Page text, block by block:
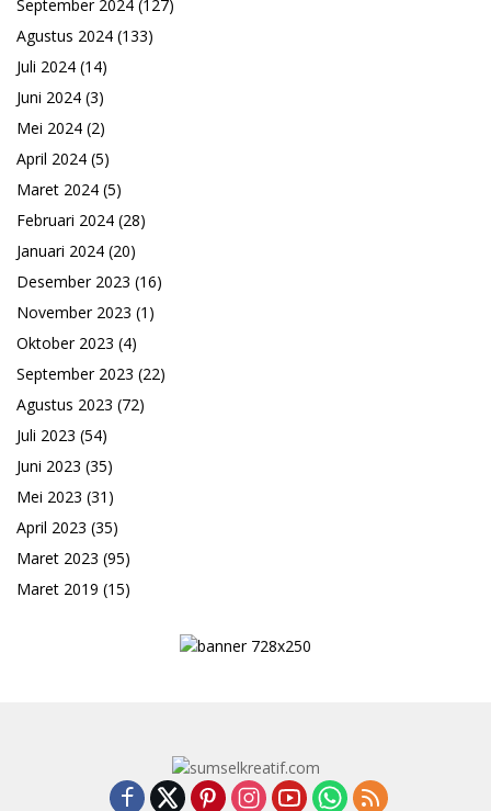
September 2024 (127)
Agustus 2024 (133)
Juli 2024 (14)
Juni 2024 (3)
Mei 2024 (2)
April 2024 (5)
Maret 2024 (5)
Februari 2024 (28)
Januari 2024 (20)
Desember 2023 (16)
November 2023 (1)
Oktober 2023 (4)
September 2023 (22)
Agustus 2023 (72)
Juli 2023 (54)
Juni 2023 (35)
Mei 2023 (31)
April 2023 (35)
Maret 2023 (95)
Maret 2019 (15)